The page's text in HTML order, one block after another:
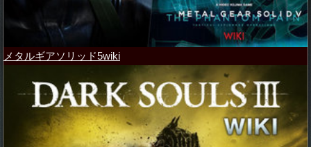
メタルギアソリッド5wiki